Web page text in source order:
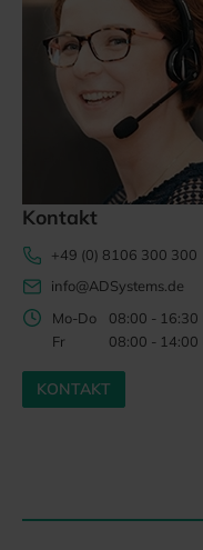
Kontakt
+49 (0) 8106 300 300
info@ADSystems.de
Mo-Do
08:00 - 16:30
Fr
08:00 - 14:00
KONTAKT